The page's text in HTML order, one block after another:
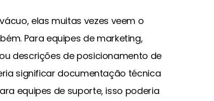
elas muitas vezes veem o
Para equipes de marketing,
descrições de posicionamento de
significar documentação técnica
equipes de suporte, isso poderia